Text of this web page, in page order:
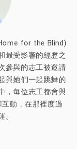
for the Blind)
最受影響的經歷之
參與的志工被邀請
與她們一起跳舞的
，每位志工都會與
動，在那裡度過
。